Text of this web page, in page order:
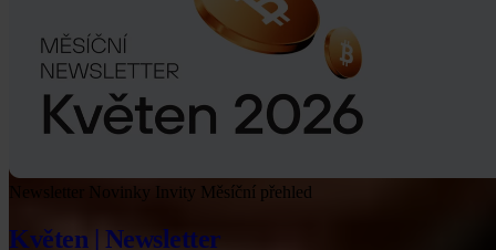
Newsletter Novinky Invity Měsíční přehled
Květen | Newsletter